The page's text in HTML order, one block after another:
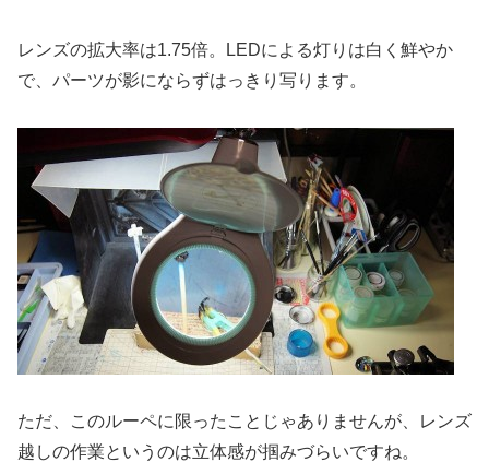
レンズの拡大率は1.75倍。LEDによる灯りは白く鮮やか
で、パーツが影にならずはっきり写ります。
ただ、このルーペに限ったことじゃありませんが、レンズ
越しの作業というのは立体感が掴みづらいですね。